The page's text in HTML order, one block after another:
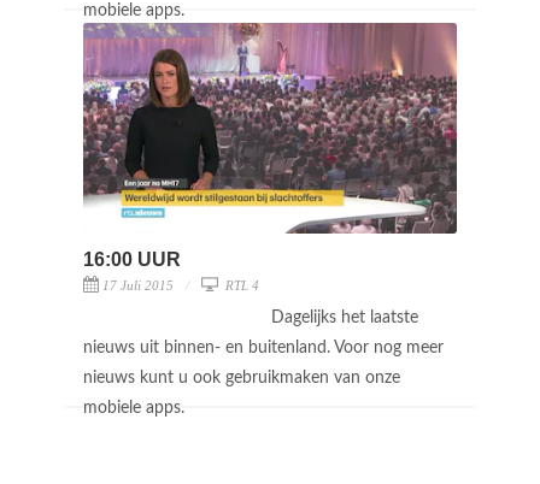
mobiele apps.
16:00 UUR
17 Juli 2015 RTL 4
Dagelijks het laatste
nieuws uit binnen- en buitenland. Voor nog meer
nieuws kunt u ook gebruikmaken van onze
mobiele apps.